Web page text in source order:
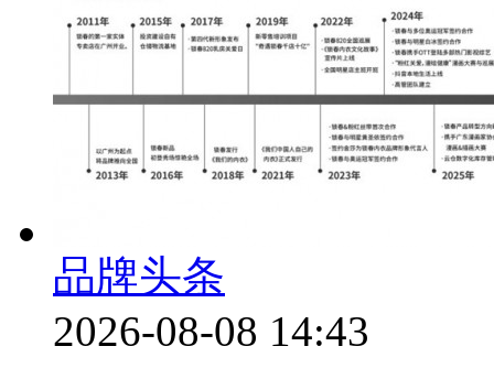
品牌头条
2026-08-08 14:43